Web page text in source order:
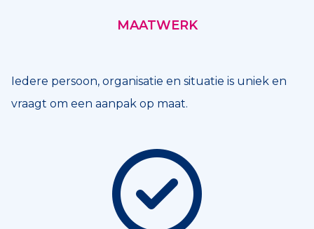
MAATWERK
Iedere persoon, organisatie en situatie is uniek en
vraagt om een aanpak op maat.